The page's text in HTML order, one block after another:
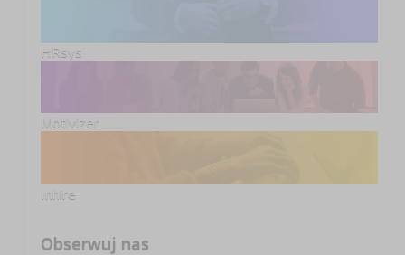
HRsys
Motivizer
Inhire
Obserwuj nas